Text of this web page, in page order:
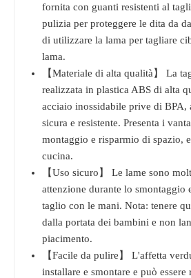
fornita con guanti resistenti al
pulizia per proteggere le dita da
di utilizzare la lama per tagliare
lama.
【Materiale di alta qualità】 La
realizzata in plastica ABS di alta
acciaio inossidabile prive di BPA,
sicura e resistente. Presenta i
montaggio e risparmio di spazio,
cucina.
【Uso sicuro】 Le lame sono
attenzione durante lo smontaggio
taglio con le mani. Nota: tenere
dalla portata dei bambini e non
piacimento.
【Facile da pulire】 L'affetta
installare e smontare e può essere